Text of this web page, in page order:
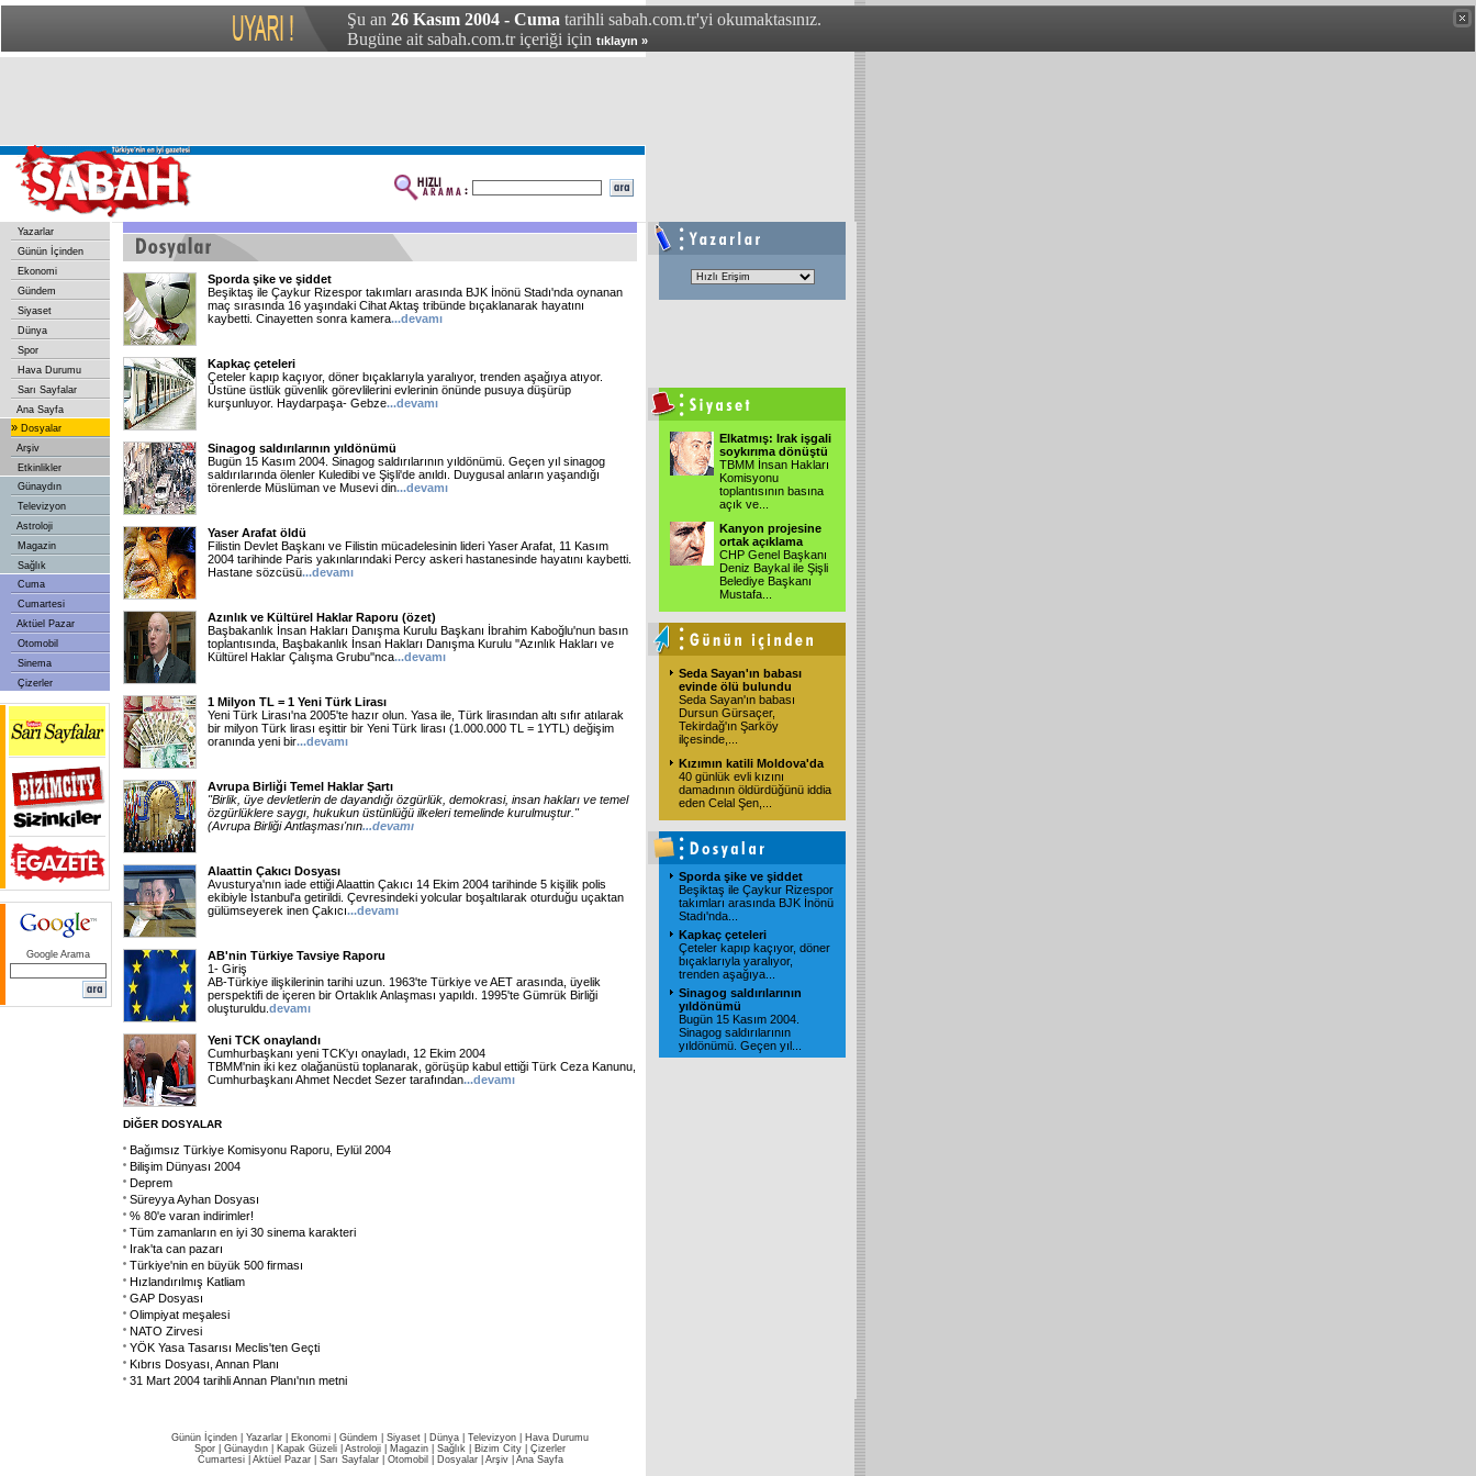
Şu an 26 Kasım 2004 - Cuma tarihli sabah.com.tr'yi okumaktasınız.
Bugüne ait sabah.com.tr içeriği için tıklayın »
Yazarlar
Günün İçinden
Ekonomi
Gündem
Siyaset
Dünya
Spor
Hava Durumu
Sarı Sayfalar
Ana Sayfa
» Dosyalar
Arşiv
Etkinlikler
Günaydın
Televizyon
Astroloji
Magazin
Sağlık
Cuma
Cumartesi
Aktüel Pazar
Otomobil
Sinema
Çizerler
Google Arama
Sporda şike ve şiddet
Beşiktaş ile Çaykur Rizespor takımları arasında BJK İnönü Stadı'nda oynanan
maç sırasında 16 yaşındaki Cihat Aktaş tribünde bıçaklanarak hayatını
kaybetti. Cinayetten sonra kamera...devamı
Kapkaç çeteleri
Çeteler kapıp kaçıyor, döner bıçaklarıyla yaralıyor, trenden aşağıya atıyor.
Üstüne üstlük güvenlik görevlilerini evlerinin önünde pusuya düşürüp
kurşunluyor. Haydarpaşa- Gebze...devamı
Sinagog saldırılarının yıldönümü
Bugün 15 Kasım 2004. Sinagog saldırılarının yıldönümü. Geçen yıl sinagog
saldırılarında ölenler Kuledibi ve Şişli'de anıldı. Duygusal anların yaşandığı
törenlerde Müslüman ve Musevi din...devamı
Yaser Arafat öldü
Filistin Devlet Başkanı ve Filistin mücadelesinin lideri Yaser Arafat, 11 Kasım
2004 tarihinde Paris yakınlarındaki Percy askeri hastanesinde hayatını kaybetti.
Hastane sözcüsü...devamı
Azınlık ve Kültürel Haklar Raporu (özet)
Başbakanlık İnsan Hakları Danışma Kurulu Başkanı İbrahim Kaboğlu'nun basın
toplantısında, Başbakanlık İnsan Hakları Danışma Kurulu ''Azınlık Hakları ve
Kültürel Haklar Çalışma Grubu''nca...devamı
1 Milyon TL = 1 Yeni Türk Lirası
Yeni Türk Lirası'na 2005'te hazır olun. Yasa ile, Türk lirasından altı sıfır atılarak
bir milyon Türk lirası eşittir bir Yeni Türk lirası (1.000.000 TL = 1YTL) değişim
oranında yeni bir...devamı
Avrupa Birliği Temel Haklar Şartı
"Birlik, üye devletlerin de dayandığı özgürlük, demokrasi, insan hakları ve temel
özgürlüklere saygı, hukukun üstünlüğü ilkeleri temelinde kurulmuştur."
(Avrupa Birliği Antlaşması'nın...devamı
Alaattin Çakıcı Dosyası
Avusturya'nın iade ettiği Alaattin Çakıcı 14 Ekim 2004 tarihinde 5 kişilik polis
ekibiyle İstanbul'a getirildi. Çevresindeki yolcular boşaltılarak oturduğu uçaktan
gülümseyerek inen Çakıcı...devamı
AB'nin Türkiye Tavsiye Raporu
1- Giriş
AB-Türkiye ilişkilerinin tarihi uzun. 1963'te Türkiye ve AET arasında, üyelik
perspektifi de içeren bir Ortaklık Anlaşması yapıldı. 1995'te Gümrük Birliği
oluşturuldu. devamı
Yeni TCK onaylandı
Cumhurbaşkanı yeni TCK'yı onayladı, 12 Ekim 2004
TBMM'nin iki kez olağanüstü toplanarak, görüşüp kabul ettiği Türk Ceza Kanunu,
Cumhurbaşkanı Ahmet Necdet Sezer tarafından...devamı
DİĞER DOSYALAR
Bağımsız Türkiye Komisyonu Raporu, Eylül 2004
Bilişim Dünyası 2004
Deprem
Süreyya Ayhan Dosyası
% 80'e varan indirimler!
Tüm zamanların en iyi 30 sinema karakteri
Irak'ta can pazarı
Türkiye'nin en büyük 500 firması
Hızlandırılmış Katliam
GAP Dosyası
Olimpiyat meşalesi
NATO Zirvesi
YÖK Yasa Tasarısı Meclis'ten Geçti
Kıbrıs Dosyası, Annan Planı
31 Mart 2004 tarihli Annan Planı'nın metni
Elkatmış: Irak işgali
soykırıma dönüştü
TBMM İnsan Hakları
Komisyonu
toplantısının basına
açık ve
Kanyon projesine
ortak açıklama
CHP Genel Başkanı
Deniz Baykal ile Şişli
Belediye Başkanı
Mustafa
Seda Sayan'ın babası
evinde ölü bulundu
Seda Sayan'ın babası
Dursun Gürsaçer,
Tekirdağ'ın Şarköy
ilçesinde,
Kızımın katili Moldova'da
40 günlük evli kızını
damadının öldürdüğünü iddia
eden Celal Şen,
Sporda şike ve şiddet
Beşiktaş ile Çaykur Rizespor
takımları arasında BJK İnönü
Stadı'nda
Kapkaç çeteleri
Çeteler kapıp kaçıyor, döner
bıçaklarıyla yaralıyor,
trenden aşağıya
Sinagog saldırılarının
yıldönümü
Bugün 15 Kasım 2004.
Sinagog saldırılarının
yıldönümü. Geçen yıl
Günün İçinden Yazarlar Ekonomi Gündem Siyaset Dünya | Televizyon
Hava Durumu
Spor
Günaydın Kapak Güzeli Astroloji Magazin Sağlık Bizim City
Çizerler
Cumartesi| Aktüel Pazar| Sarı Sayfalar| Otomobil Dosyalar| Arşiv| Ana Sayfa